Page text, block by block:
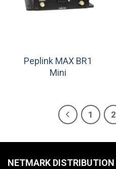
Peplink MAX BR1
Mini
1 2
NETMARK DISTRIBUTION